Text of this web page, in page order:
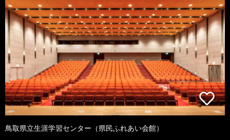
鳥取県立生涯学習センター（県民ふれあい会館）